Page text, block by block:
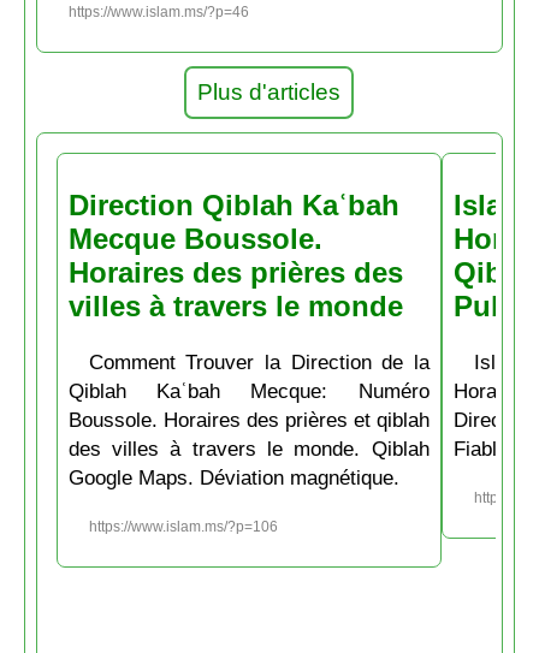
https://www.islam.ms/?p=46
Plus d'articles
Direction Qiblah Kaʿbah
Mecque Boussole.
Horaires des prières des
villes à travers le monde
Comment Trouver la Direction de la
Qiblah Kaʿbah Mecque: Numéro
Boussole. Horaires des prières et qiblah
des villes à travers le monde. Qiblah
Google Maps. Déviation magnétique.
https://www.islam.ms/?p=106
Pubs
Fiable et
https://